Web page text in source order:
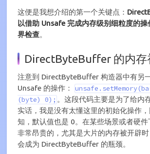
这便是我想介绍的第一个关键点：
以借助 Unsafe 完成内存级别细粒度的操
界检查。
DirectByteBuffer 的内存
注意到 DirectByteBuffer 构造器中有另
Unsafe 的操作：
(byte) 0); 。这段代码主要是为了给内
实话，我是没有太懂这里的初始化操作
知，默认值也是 0。在某些场景或者硬
非常昂贵的，尤其是大片的内存被开辟
会成为 DirectByteBuffer 的瓶颈。